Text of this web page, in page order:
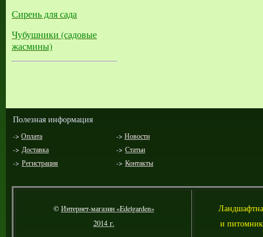
Сирень для сада
Чубушники (садовые
жасмины)
Полезная информация
-> Оплата -> Новости
-> Доставка -> Статьи
-> Регистрация -> Контакты
©Интернет-магазин «Edelgarden»
2014 г.
Л
и питомник